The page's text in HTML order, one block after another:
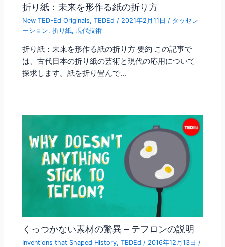
折り紙：未来を形作る紙の折り方
New TED-Ed Originals,TEDEd / 2021年2月11日/ タッセレ
ーション,折り紙,現代技術
折り紙：未来を形作る紙の折り方 要約 この記事で
は、古代日本の折り紙の芸術と現代の応用について
探求します。紙を折り畳んで…
くっつかない素材の驚異 – テフロンの説明
Inventions that Shaped History,TEDEd / 2016年12月13日 /